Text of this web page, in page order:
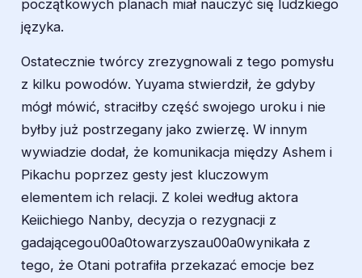
początkowych planach miał nauczyć się ludzkiego
języka.
Ostatecznie twórcy zrezygnowali z tego pomysłu
z kilku powodów. Yuyama stwierdził, że gdyby
mógł mówić, straciłby część swojego uroku i nie
byłby już postrzegany jako zwierzę. W innym
wywiadzie dodał, że komunikacja między Ashem i
Pikachu poprzez gesty jest kluczowym
elementem ich relacji. Z kolei według aktora
Keiichiego Nanby, decyzja o rezygnacji z
gadającegou00a0towarzyszau00a0wynikała z
tego, że Otani potrafiła przekazać emocje bez